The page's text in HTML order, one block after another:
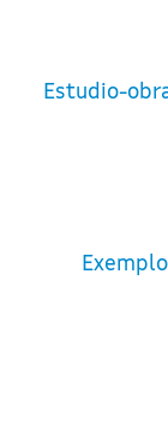
Estudio-